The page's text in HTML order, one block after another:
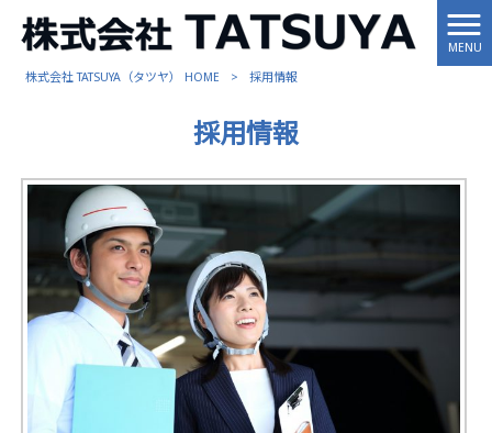
MENU
株式会社 TATSUYA（タツヤ） HOME > 採用情報
採用情報